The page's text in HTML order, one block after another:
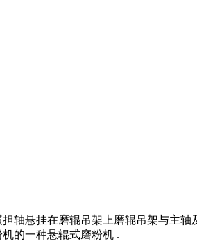
轴悬挂在磨辊吊架上磨辊吊架与主
的一种悬辊式磨粉机 .